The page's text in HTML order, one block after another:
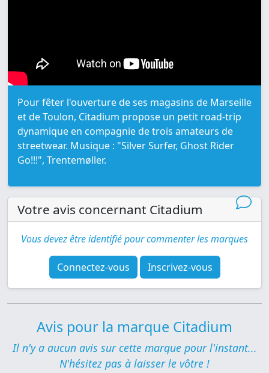
Pour fêter l'ouverture de ses magasins de Marseille
et de Toulon, Citadium propose un petit road-trip
dynamique en compagnie de trois amateurs de
streetwear. Musique : "Silver Surfer, Ghost Rider
Go!!!", Trentemøller.
Votre avis concernant Citadium
Vous devez être identifié pour commenter les marques
Connectez-vous Inscrivez-vous
Avis pour la marque Citadium
Il n'y a aucun avis sur cette marque pour l'instant...
N'hésitez pas à laisser le vôtre !